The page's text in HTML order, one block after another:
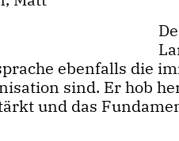
ebenfalls die
sind. Er hob
und das